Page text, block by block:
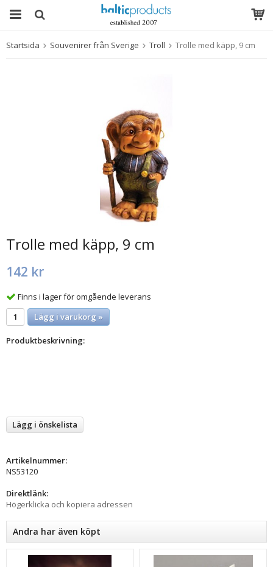
Startsida Souvenirer från Sverige Troll Trolle med käpp, 9 cm
Trolle med käpp, 9 cm
142 kr
Finns i lager för omgående leverans
Lägg i varukorg »
Produktbeskrivning:
Lägg i önskelista
Artikelnummer:
NS53120
Direktlänk:
Högerklicka och kopiera adressen
Andra har även köpt